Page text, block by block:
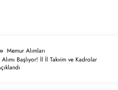
Memur Alımları
Başlıyor! İl İl Takvim ve Kadrolar